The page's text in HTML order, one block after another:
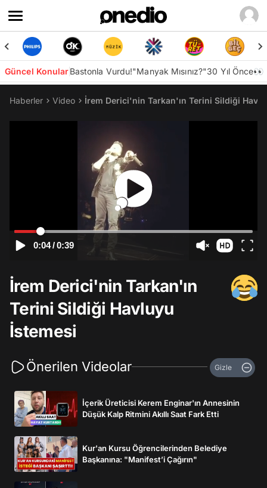
Güncel KonularBastonla Vurdu!"Manyak Mısınız?"30 Yıl Önce👀
Haberler Video İrem Derici'nin Tarkan'ın Terini Sildiği
0:04/0:39
İrem Derici'nin Tarkan'ın
Terini Sildiği Havluyu
İstemesi
Önerilen Videolar Gizle
İçerik Üreticisi Kerem Enginar'ın Annesinin
Düşük Kalp Ritmini Akıllı Saat Fark Etti
Kur'an Kursu Öğrencilerinden Belediye
Başkanına: "Manifest’i Çağırın"